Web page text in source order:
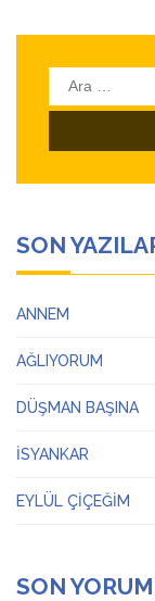
Arama:
SON
ANNEM
AĞLIYORUM
DÜŞMAN BAŞINA
İSYANKAR
EYLÜL ÇİÇEĞİM
SON